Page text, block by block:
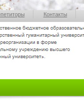
Контакты